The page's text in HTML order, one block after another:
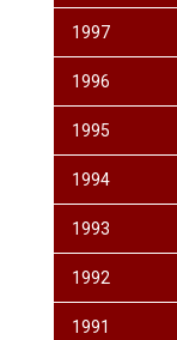
1997
1996
1995
1994
1993
1992
1991